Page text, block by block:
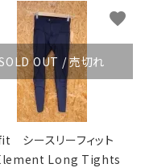
OUT / 売切れ
シースリーフィット
Long Tights
favorite